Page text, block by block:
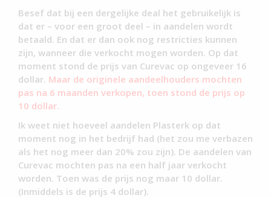
Besef dat bij een dergelijke deal het gebruikelijk is
dat er – voor een groot deel – in aandelen wordt
betaald. En dat er dan ook nog restricties kunnen
zijn, wanneer die verkocht mogen worden. Op dat
moment stond de prijs van Curevac op ongeveer 16
dollar. Maar de originele aandeelhouders mochten
pas na 6 maanden verkopen, toen stond de prijs op
10 dollar.
Ik weet niet hoeveel aandelen Plasterk op dat
moment nog in het bedrijf had (het zou me verbazen
als het nog meer dan 20% zou zijn). De aandelen van
Curevac mochten pas na een half jaar verkocht
worden. Toen was de prijs nog maar 10 dollar.
(Inmiddels is de prijs 4 dollar).